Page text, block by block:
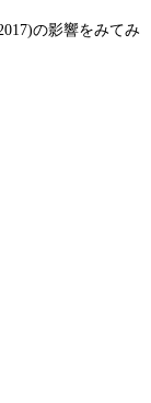
の影響をみてみ